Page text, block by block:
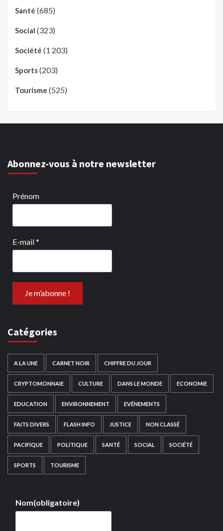
Santé (685)
Social (323)
Société (1 203)
Sports(203)
Tourisme (525)
Abonnez-vous à notre newsletter
Prénom
E-mail*
Catégories
A LA UNE CARNET NOIR CHIFFRE DU JOUR
CRYPTOMONNAIE CULTURE DANS LE MONDE ECONOMIE
EDUCATION ENVIRONNEMENT EVÉNEMENTS
FAITS DIVERS FLASH INFO JUSTICE NON CLASSÉ
PACIFIQUE POLITIQUE SANTÉ SOCIAL SOCIÉTÉ
SPORTS TOURISME
Nom(obligatoire)